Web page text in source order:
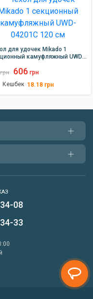
для удочек Mikado 1
камуфляжный UWD-
грн 606 грн
Кешбек 18.18 грн
08
33